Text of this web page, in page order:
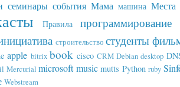
семинары события Мама машина Места
Правила программирование
строительство студенты
apple bitrix book cisco CRM Debian desktop
Mercurial microsoft music mutts Python ruby
Webstream